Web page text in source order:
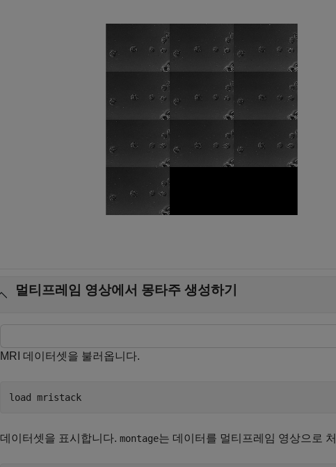
멀티프레임 영상에서 몽타주 생성하기
MRI 데이터셋을 불러옵니다.
load mristack
데이터셋을 표시합니다. montage는 데이터를 멀티프레임 영상으로